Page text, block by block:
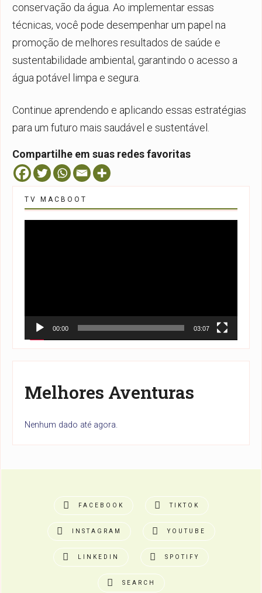
conservação da água. Ao implementar essas
técnicas, você pode desempenhar um papel na
promoção de melhores resultados de saúde e
sustentabilidade ambiental, garantindo o acesso a
água potável limpa e segura.
Continue aprendendo e aplicando essas estratégias
para um futuro mais saudável e sustentável.
Compartilhe em suas redes favoritas
TV MACBOOT
00:00 03:07
Melhores Aventuras
Nenhum dado até agora.
FACEBOOK TIKTOK
INSTAGRAM YOUTUBE
LINKEDIN SPOTIFY
SEARCH